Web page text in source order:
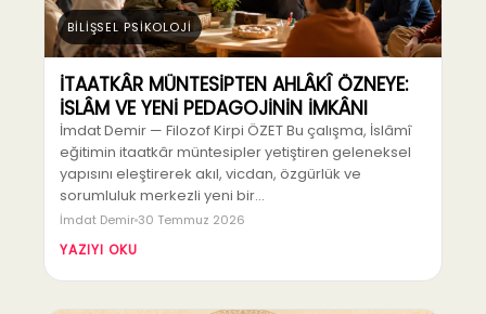
BİLİŞSEL PSİKOLOJİ
İTAATKÂR MÜNTESİPTEN AHLÂKÎ ÖZNEYE:
İSLÂM VE YENİ PEDAGOJİNİN İMKÂNI
İmdat Demir — Filozof Kirpi ÖZET Bu çalışma, İslâmî
eğitimin itaatkâr müntesipler yetiştiren geleneksel
yapısını eleştirerek akıl, vicdan, özgürlük ve
sorumluluk merkezli yeni bir…
İmdat Demir 30 Temmuz 2026
YAZIYI OKU